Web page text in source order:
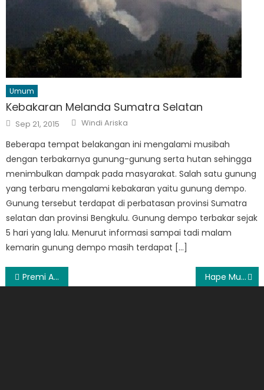
Umum
Kebakaran Melanda Sumatra Selatan
Posted
on
Sep 21, 2015 Author
Windi Ariska
Beberapa tempat belakangan ini mengalami musibah
dengan terbakarnya gunung-gunung serta hutan sehingga
menimbulkan dampak pada masyarakat. Salah satu gunung
yang terbaru mengalami kebakaran yaitu gunung dempo.
Gunung tersebut terdapat di perbatasan provinsi Sumatra
selatan dan provinsi Bengkulu. Gunung dempo terbakar sejak
5 hari yang lalu. Menurut informasi sampai tadi malam
kemarin gunung dempo masih terdapat […]
Post
Premi Asuransi Mobil Hape Murah Kualitas Bagus